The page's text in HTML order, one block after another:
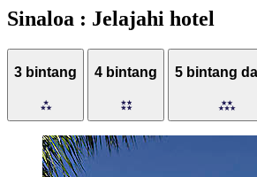
Sinaloa : Jelajahi hotel
3 bintang 4 bintang 5 bintang